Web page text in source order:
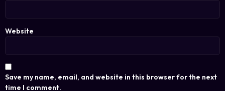
Website
Save my name, email, and website in this browser for the next
time I comment.